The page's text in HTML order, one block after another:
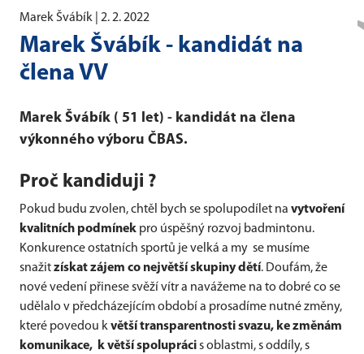
Marek Švábík | 2. 2. 2022
Marek Švábík - kandidát na
člena VV
Marek Švábík ( 51 let) - kandidát na člena
výkonného výboru ČBAS.
Proč kandiduji ?
Pokud budu zvolen, chtěl bych se spolupodílet na vytvoření
kvalitních podmínek pro úspěšný rozvoj badmintonu.
Konkurence ostatních sportů je velká a my se musíme
snažitzískat zájem co největší skupiny dětí. Doufám, že
nové vedení přinese svěží vítr a navážeme na to dobré co se
udělalo v předcházejícím období a prosadíme nutné změny,
které povedou květší transparentnosti svazu, ke změnám
komunikace, k větší spoluprácis oblastmi, s oddíly, s